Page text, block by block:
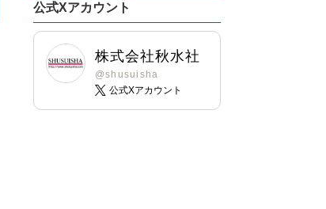
公式Xアカウント
株式会社秋水社
@shusuisha
公式Xアカウント